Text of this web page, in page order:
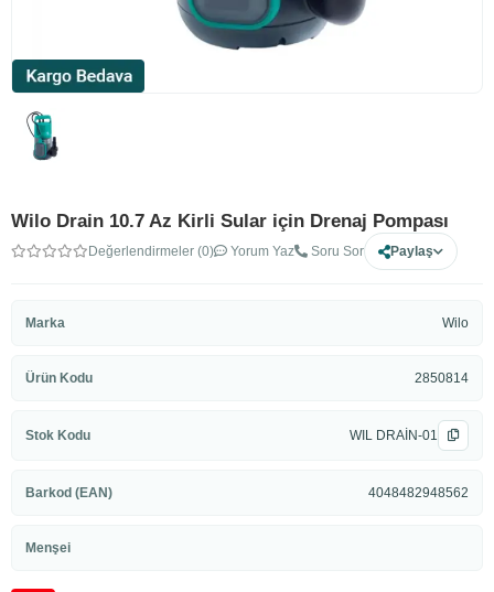
Wilo Drain 10.7 Az Kirli Sular için Drenaj Pompası
Değerlendirmeler (0) Yorum Yaz Soru Sor Paylaş
Marka Wilo
Ürün Kodu 2850814
Stok Kodu WIL DRAİN-01
Barkod (EAN) 4048482948562
Menşei